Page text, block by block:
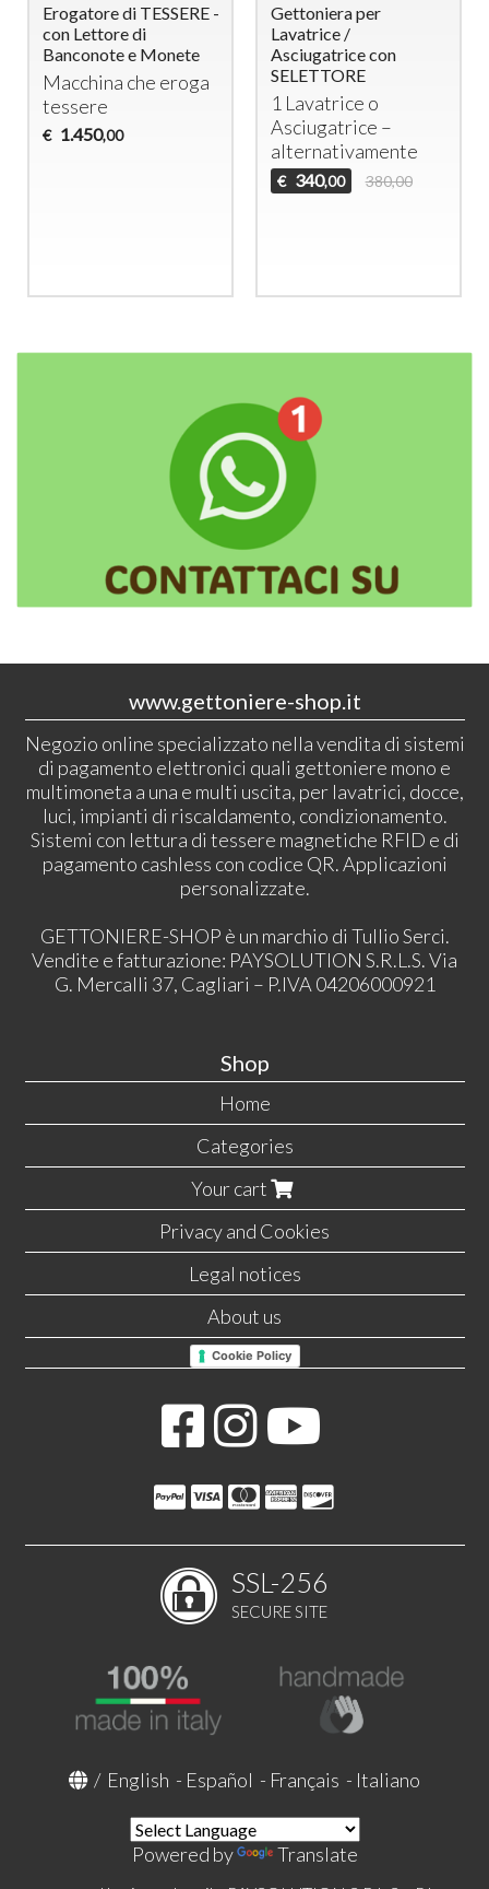
Erogatore di TESSERE -
con Lettore di
Banconote e Monete
Macchina che eroga
tessere
€ 1.450,00
Gettoniera per
Lavatrice /
Asciugatrice con
SELETTORE
1 Lavatrice o
Asciugatrice –
alternativamente
€ 340,00 380,00
www.gettoniere-shop.it
Negozio online specializzato nella vendita di sistemi
di pagamento elettronici quali gettoniere mono e
multimoneta a una e multi uscita, per lavatrici, docce,
luci, impianti di riscaldamento, condizionamento.
Sistemi con lettura di tessere magnetiche RFID e di
pagamento cashless con codice QR. Applicazioni
personalizzate.
GETTONIERE-SHOP è un marchio di Tullio Serci.
Vendite e fatturazione: PAYSOLUTION S.R.L.S. Via
G. Mercalli 37, Cagliari – P.IVA 04206000921
Shop
Home
Categories
Your cart
Privacy and Cookies
Legal notices
About us
Cookie Policy
SSL-256
SECURE SITE
/ English - Español - Français - Italiano
Powered by Translate